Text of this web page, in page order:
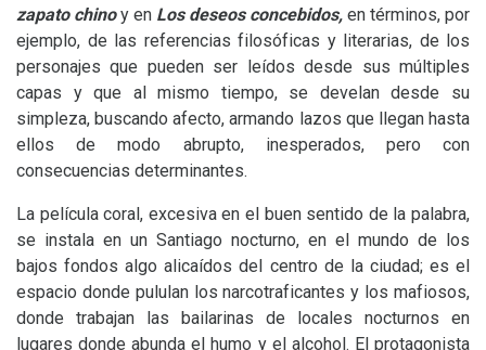
zapato chinoy en Los deseos concebidos, en términos, por
ejemplo, de las referencias filosóficas y literarias, de los
personajes que pueden ser leídos desde sus múltiples
capas y que al mismo tiempo, se develan desde su
simpleza, buscando afecto, armando lazos que llegan hasta
ellos de modo abrupto, inesperados, pero con
consecuencias determinantes.
La película coral, excesiva en el buen sentido de la palabra,
se instala en un Santiago nocturno, en el mundo de los
bajos fondos algo alicaídos del centro de la ciudad; es el
espacio donde pululan los narcotraficantes y los mafiosos,
donde trabajan las bailarinas de locales nocturnos en
lugares donde abunda el humo y el alcohol. El protagonista